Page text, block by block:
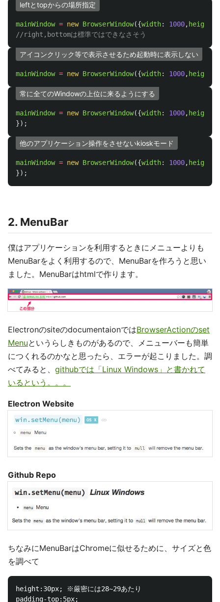
leftとtopからの場所指定
mainWindow = new BrowserWindow({width: 1000, height
//right,bottomは標準ではできなさそう
アイコンクリック等で表示させるため起動時に表示しない
mainWindow = new BrowserWindow({width: 1000, height
常に全てのWindowの上位に来るようにする
mainWindow = new BrowserWindow({width: 1000, height
});
他のアプリケーション操作をさせないkioskモード
mainWindow = new BrowserWindow({width: 1000, height
});
2. MenuBar
僕はアプリケーションを利用するときにメニューよりも
MenuBarをよく利用するので、MenuBarを作ろうと思い
ました。MenuBarはhtmlで作ります。
ElectronのsiteのdocumentaionではBrowserActionのset
Menuというらしきものがあるので、メニューバーも簡単
につくれるのかなと思ったら、エラーが起こりました。調
べてみると、 githubでは「Linux Windows」と書かれて
いるという。。。
Electron Website
Github Repo
ちなみにMenuBarはChromeに似せるために、サイズと色
を調べて
height:30px; ※厳密には28~29あたり
padding-top:5px;